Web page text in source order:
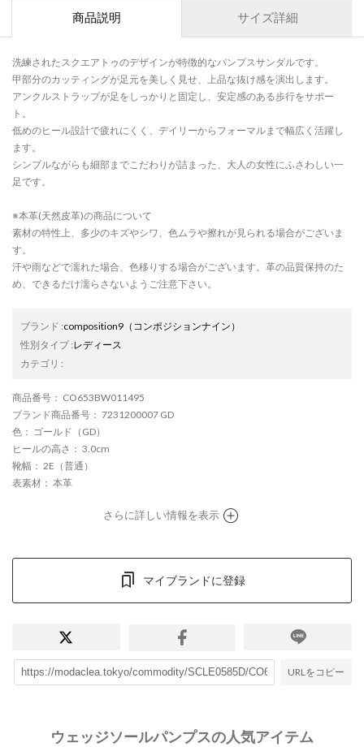
商品説明 サイズ詳細
洗練されたスクエアトゥのデザインが特徴的なパンプスサンダルです。
甲部分のカッティングが足元を美しく見せ、上品な抜け感を演出します。
アンクルストラップが足をしっかりと固定し、安定感のある歩行をサポー
ト。
低めのヒール設計で疲れにくく、デイリーからフォーマルまで幅広く活躍し
ます。
シンプルながらも細部までこだわりが詰まった、大人の女性にふさわしい一
足です。
※本革(天然皮革)の商品について
素材の特性上、多少のキズやシワ、色ムラや擦れが見られる場合がございま
す。
汗や雨などで濡れた場合、色移りする場合がございます。革の品質保持のた
め、できるだけ濡らさないようご注意下さい。
ブランド :composition9 （コンポジションナイン）
性別タイプ:レディース
カテゴリ :
商品番号 ： CO653BW011495
ブランド商品番号 ： 7231200007 GD
色 ： ゴールド（GD）
ヒールの高さ ： 3.0cm
靴幅 ： 2E（普通）
表素材 ： 本革
さらに詳しい情報を表示
マイブランドに登録
URLをコピー
ウェッジソールパンプスの人気アイテム